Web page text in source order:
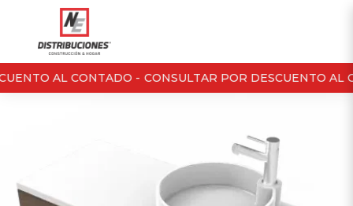
AL CONTADO - CONSULTAR POR DESCUENTO AL